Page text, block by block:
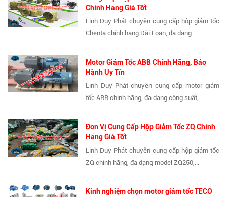
Chính Hãng Giá Tốt
Linh Duy Phát chuyên cung cấp hộp giảm tốc
Chenta chính hãng Đài Loan, đa dạng...
Motor Giảm Tốc ABB Chính Hãng, Bảo
Hành Uy Tín
Linh Duy Phát chuyên cung cấp motor giảm
tốc ABB chính hãng, đa dạng công suất,...
Đơn Vị Cung Cấp Hộp Giảm Tốc ZQ Chính
Hãng Giá Tốt
Linh Duy Phát chuyên cung cấp hộp giảm tốc
ZQ chính hãng, đa dạng model ZQ250,...
Kinh nghiệm chọn motor giảm tốc TECO